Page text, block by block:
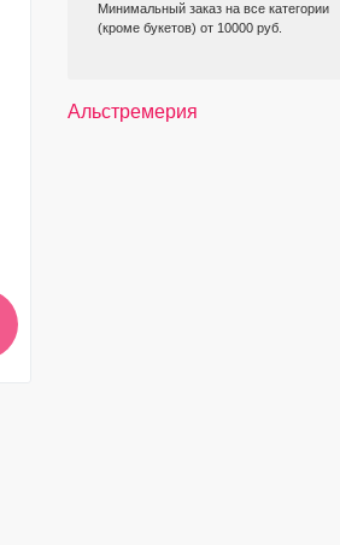
Минимальный заказ на все категории
(кроме букетов) от 10000 руб.
Альстремерия